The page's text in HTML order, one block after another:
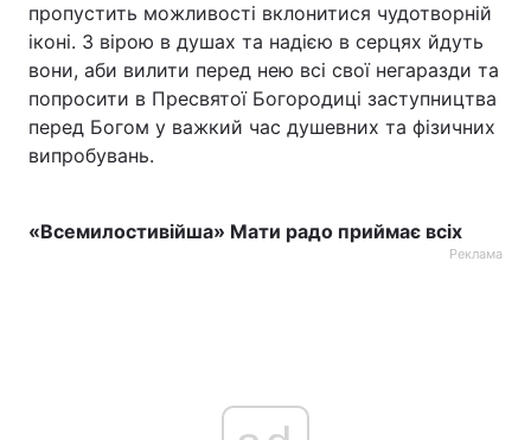
пропустить можливості вклонитися чудотворній
іконі. З вірою в душах та надією в серцях йдуть
вони, аби вилити перед нею всі свої негаразди та
попросити в Пресвятої Богородиці заступництва
перед Богом у важкий час душевних та фізичних
випробувань.
«Всемилостивійша» Мати радо приймає всіх
Реклама